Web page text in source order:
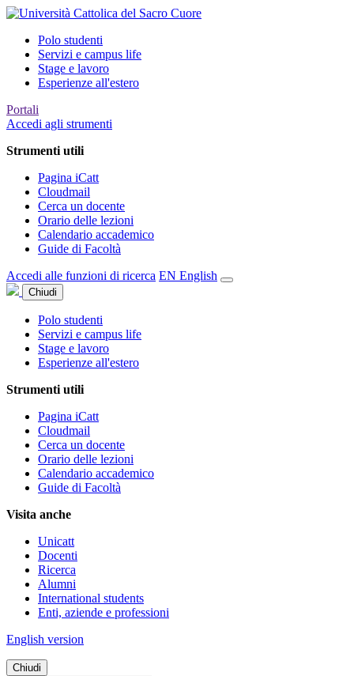
Polo studenti
Servizi e campus life
Stage e lavoro
Esperienze all'estero
Portali
Accedi agli strumenti
Strumenti utili
Pagina iCatt
Cloudmail
Cerca un docente
Orario delle lezioni
Calendario accademico
Guide di Facoltà
Accedi alle funzioni di ricerca EN English
Chiudi
Polo studenti
Servizi e campus life
Stage e lavoro
Esperienze all'estero
Strumenti utili
Pagina iCatt
Cloudmail
Cerca un docente
Orario delle lezioni
Calendario accademico
Guide di Facoltà
Visita anche
Unicatt
Docenti
Ricerca
Alumni
International students
Enti, aziende e professioni
English version
Chiudi